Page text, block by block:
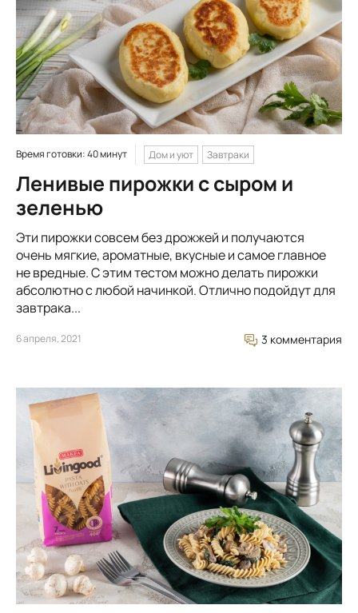
Время готовки: 40 минут Дом и уют Завтраки
Ленивые пирожки с сыром и
зеленью
Эти пирожки совсем без дрожжей и получаются
очень мягкие, ароматные, вкусные и самое главное
не вредные. С этим тестом можно делать пирожки
абсолютно с любой начинкой. Отлично подойдут для
завтрака...
6 апреля, 2021 3 комментария